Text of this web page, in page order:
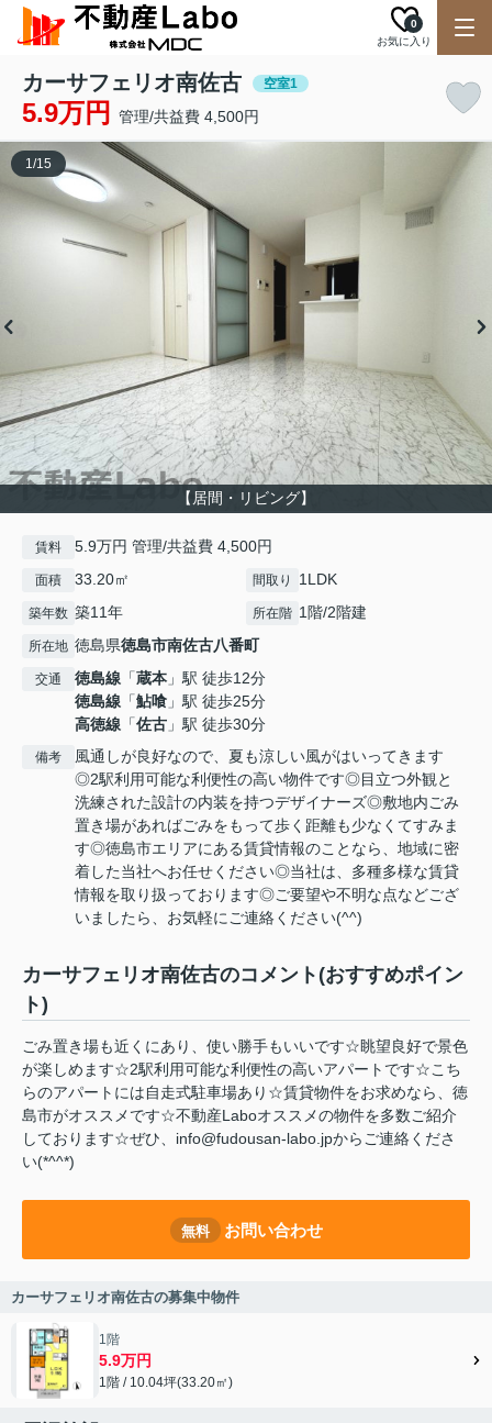
お気に入り
0
カーサフェリオ南佐古 空室1
5.9万円 管理/共益費 4,500円
【居間・リビング】
1/15
賃料 5.9万円 管理/共益費 4,500円
面積 33.20㎡ 間取り 1LDK
築年数 築11年 所在階 1階/2階建
所在地 徳島県徳島市南佐古八番町
交通 徳島線 「蔵本 」駅 徒歩12分
徳島線 「鮎喰 」駅 徒歩25分
高徳線 「佐古 」駅 徒歩30分
備考
風通しが良好なので、夏も涼しい風がはいってきます
◎2駅利用可能な利便性の高い物件です◎目立つ外観と
洗練された設計の内装を持つデザイナーズ◎敷地内ごみ
置き場があればごみをもって歩く距離も少なくてすみま
す◎徳島市エリアにある賃貸情報のことなら、地域に密
着した当社へお任せください◎当社は、多種多様な賃貸
情報を取り扱っております◎ご要望や不明な点などござ
いましたら、お気軽にご連絡ください(^^)
カーサフェリオ南佐古のコメント(おすすめポイン
ト)
ごみ置き場も近くにあり、使い勝手もいいです☆眺望良好で景色
が楽しめます☆2駅利用可能な利便性の高いアパートです☆こち
らのアパートには自走式駐車場あり☆賃貸物件をお求めなら、徳
島市がオススメです☆不動産Laboオススメの物件を多数ご紹介
しております☆ぜひ、info@fudousan-labo.jpからご連絡くださ
い(*^^*)
無料 お問い合わせ
カーサフェリオ南佐古の募集中物件
1階
5.9万円
1階 / 10.04坪(33.20㎡)